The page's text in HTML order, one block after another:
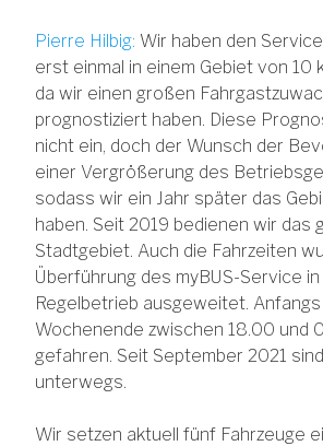
Pierre Hilbig: Wir haben den
erst einmal in einem Gebiet von 10
da wir einen großen
prognostiziert haben. Diese
nicht ein, doch der Wunsch der
einer Vergrößerung des
sodass wir ein Jahr später das
haben. Seit 2019 bedienen wir das
Stadtgebiet. Auch die Fahrzeiten
Überführung des myBUS-Service in
Regelbetrieb ausgeweitet.
Wochenende zwischen 18.00 und
gefahren. Seit September 2021
unterwegs.
Wir setzen aktuell fünf Fahrzeuge